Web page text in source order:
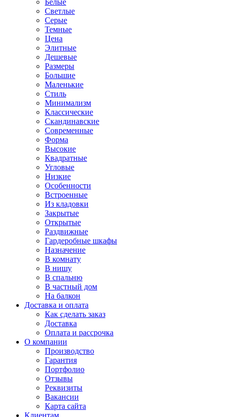
Белые
Светлые
Серые
Темные
Цена
Элитные
Дешевые
Размеры
Большие
Маленькие
Стиль
Минимализм
Классические
Скандинавские
Современные
Форма
Высокие
Квадратные
Угловые
Низкие
Особенности
Встроенные
Из кладовки
Закрытые
Открытые
Раздвижные
Гардеробные шкафы
Назначение
В комнату
В нишу
В спальню
В частный дом
На балкон
Доставка и оплата
Как сделать заказ
Доставка
Оплата и рассрочка
О компании
Производство
Гарантия
Портфолио
Отзывы
Реквизиты
Вакансии
Карта сайта
Клиентам